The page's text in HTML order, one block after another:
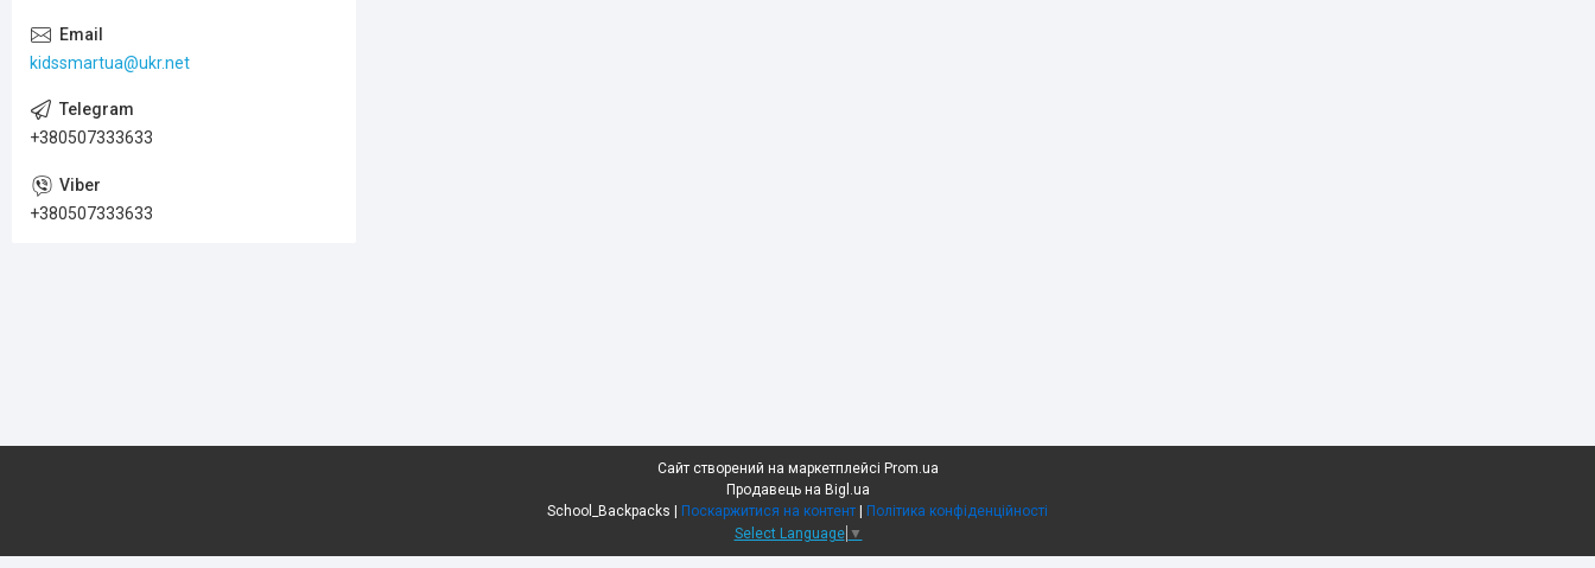
kidssmartua@ukr.net
+380507333633
+380507333633
Сайт створений на маркетплейсі Prom.ua
Продавець на Bigl.ua
Поскаржитися на контент
Політика конфіденційності
Select Language ▼